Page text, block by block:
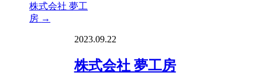
株式会社 夢工
房 →
2023.09.22
株式会社 夢工房